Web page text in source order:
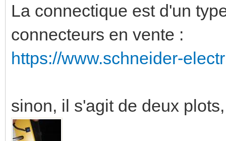
La connectique est d'un
connecteurs en vente :
https://www.schneider-
sinon, il s'agit de deux